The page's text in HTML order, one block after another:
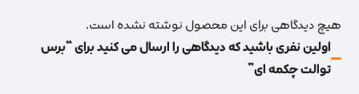
هیچ دیدگاهی برای این محصول نوشته نشده است.
اولین نفری باشید که دیدگاهی را ارسال می کنید برای “برس
توالت چکمه ای”